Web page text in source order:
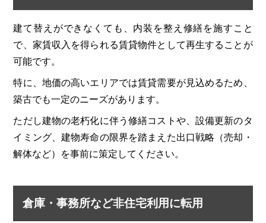
建て替えができなくても、内装を整え修繕を施すこと
で、家賃収入を得られる賃貸物件として再生することが
可能です。
特に、地価の高いエリアでは賃貸需要が見込めるため、
築古でも一定のニーズがあります。
ただし建物の老朽化に伴う修繕コストや、設備更新のタ
イミング、建物寿命の限界を踏まえた出口戦略（売却・
解体など）を事前に策定してください。
倉庫・事務所など非住宅利用に転用